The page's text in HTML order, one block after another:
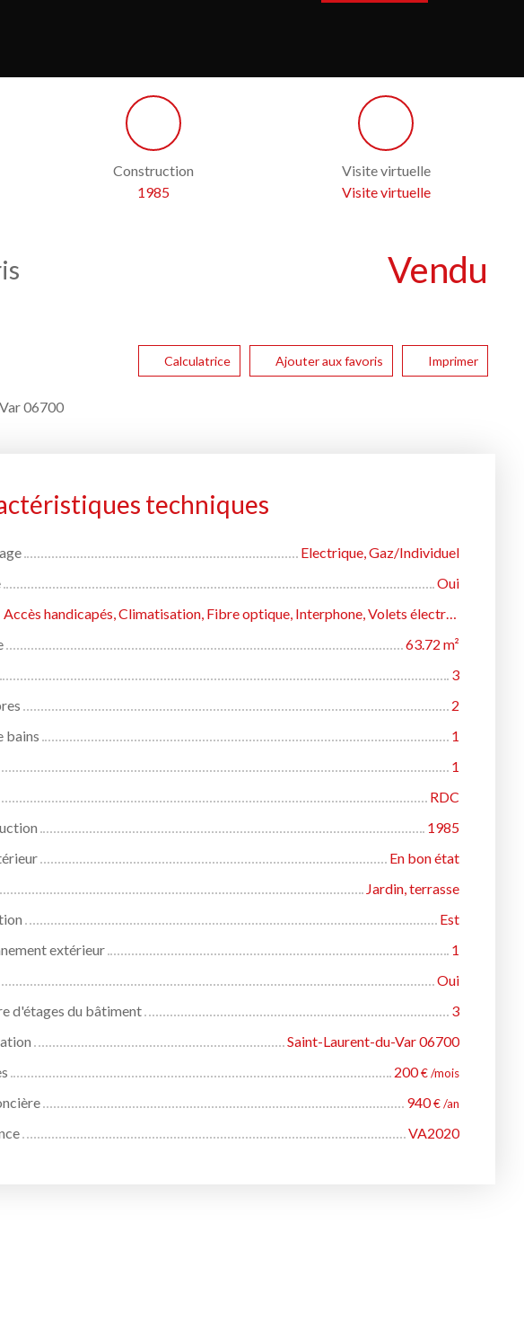
Construction
1985
Visite virtuelle
Visite virtuelle
Vendu
Calculatrice Ajouter aux favoris Imprimer
06700
techniques
Electrique, Gaz/Individuel
Oui
Accès handicapés, Climatisation, Fibre optique, Interphone, Volets électriques
63.72 m²
3
2
bains
1
1
RDC
1985
En bon état
Jardin, terrasse
Est
extérieur
1
Oui
d'étages du bâtiment
3
Saint-Laurent-du-Var 06700
200€ /mois
940€ /an
VA2020